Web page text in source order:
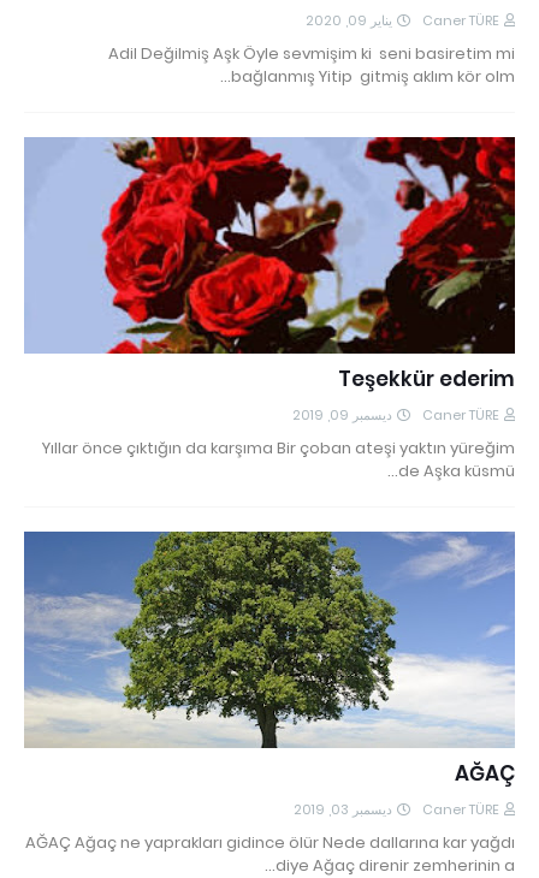
Caner TÜRE يناير 09, 2020
Adil Değilmiş Aşk Öyle sevmişim ki seni basiretim mi
bağlanmış Yitip gitmiş aklım kör olm…
Teşekkür ederim
Caner TÜRE ديسمبر 09, 2019
Yıllar önce çıktığın da karşıma Bir çoban ateşi yaktın yüreğim
de Aşka küsmü…
AĞAÇ
Caner TÜRE ديسمبر 03, 2019
AĞAÇ Ağaç ne yaprakları gidince ölür Nede dallarına kar yağdı
diye Ağaç direnir zemherinin a…